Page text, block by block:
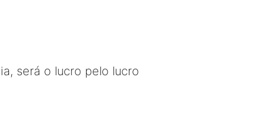
será o lucro pelo lucro